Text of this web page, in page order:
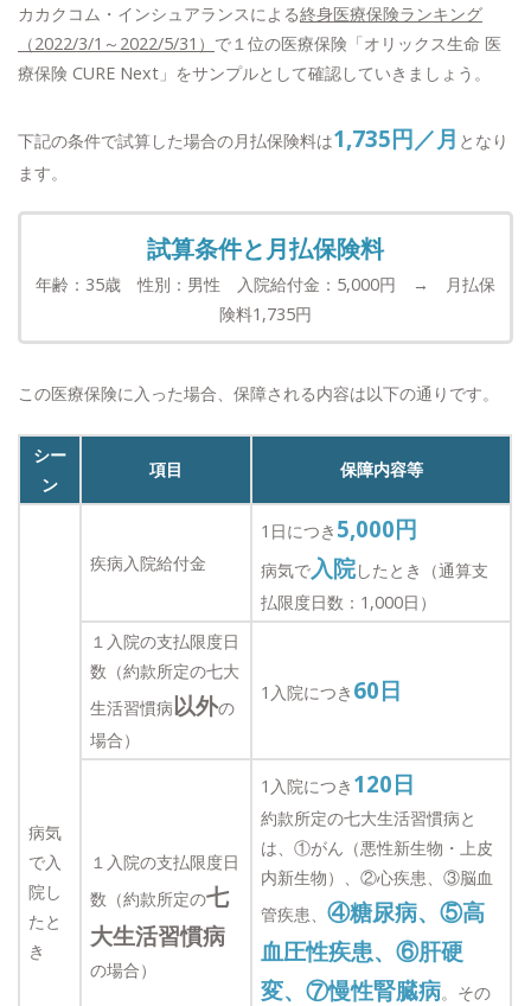
カカクコム・インシュアランスによる終身医療保険ランキング
（2022/3/1～2022/5/31） で１位の医療保険「オリックス生命 医
療保険 CURE Next」をサンプルとして確認していきましょう。
下記の条件で試算した場合の月払保険料は1,735円／月 となり
ます。
試算条件と月払保険料
年齢：35歳 性別：男性 入院給付金：5,000円 → 月払保
険料1,735円
この医療保険に入った場合、保障される内容は以下の通りです。
シー
ン
項目 保障内容等
病気
で入
院し
たと
き
疾病入院給付金
1日につき 5,000円
病気で入院したとき（通算支
払限度日数：1,000日）
１入院の支払限度日
数（約款所定の七大
生活習慣病以外の
場合）
1入院につき 60日
１入院の支払限度日
数（約款所定の七
大生活習慣病
の場合）
1入院につき 120日
約款所定の七大生活習慣病と
は、①がん（悪性新生物・上皮
内新生物）、②心疾患、③脳血
管疾患、④糖尿病、⑤高
血圧性疾患、⑥肝硬
変、⑦慢性腎臓病。その